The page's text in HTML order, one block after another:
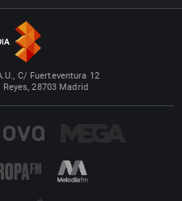
C/ Fuerteventura 12
28703 Madrid